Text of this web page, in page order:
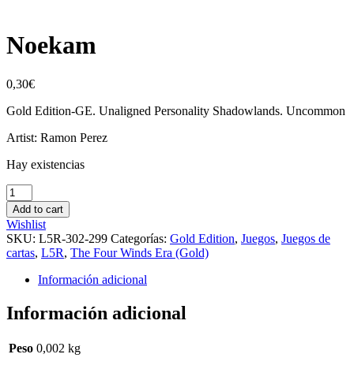
Noekam
0,30€
Gold Edition-GE. Unaligned Personality Shadowlands. Uncommon
Artist: Ramon Perez
Hay existencias
Noekam
cantidad
Add to cart
Wishlist
SKU: L5R-302-299 Categorías: Gold Edition, Juegos, Juegos de
cartas, L5R, The Four Winds Era (Gold)
Información adicional
Información adicional
Peso 0,002 kg